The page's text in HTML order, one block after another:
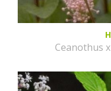
Ceanothus